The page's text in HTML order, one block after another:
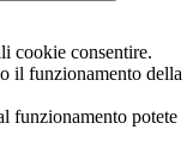
cookie consentire.
il funzionamento della
funzionamento potete